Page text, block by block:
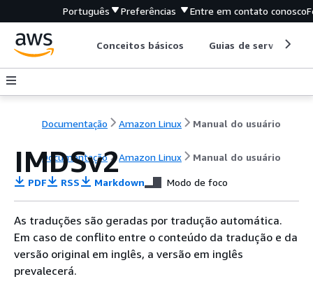
Português Preferências Entre em contato conosco
Conceitos básicos Guias de serviço
Documentação Amazon Linux Manual do usuário
Documentação Amazon Linux Manual do usuário
IMDSv2
PDF RSS Markdown Modo de foco
As traduções são geradas por tradução automática.
Em caso de conflito entre o conteúdo da tradução e da
versão original em inglês, a versão em inglês
prevalecerá.